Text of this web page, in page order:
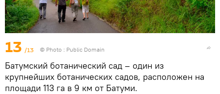
13 /13 © Photo : Public Domain
Батумский ботанический сад – один из
крупнейших ботанических садов, расположен на
площади 113 га в 9 км от Батуми.